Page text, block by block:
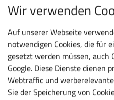
564 mm
Gesamthöhe:
850 mm
Gesamttiefe:
572 mm
Schließsystem:
mit Schlüssel
Wir verwenden
Auf unserer Webseite
notwendigen Cookies, die für
gesetzt werden müssen, auch
Google. Diese Dienste dienen
Webtraffic und
Sie der Speicherung von